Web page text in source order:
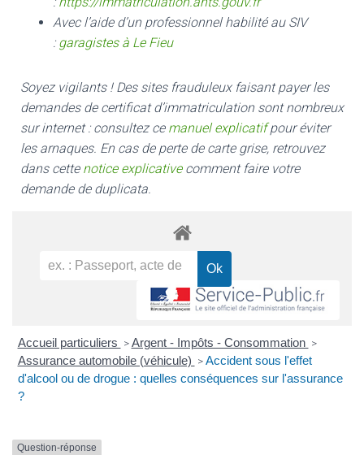
Avec l’aide d’un professionnel habilité au SIV
: garagistes à Le Fieu
Soyez vigilants ! Des sites frauduleux faisant payer les
demandes de certificat d’immatriculation sont nombreux
sur internet : consultez ce manuel explicatifpour éviter
les arnaques. En cas de perte de carte grise, retrouvez
dans cette notice explicativecomment faire votre
demande de duplicata.
Accueil particuliers > Argent - Impôts - Consommation >
Assurance automobile (véhicule) > Accident sous l'effet
d'alcool ou de drogue : quelles conséquences sur l'assurance
?
Question-réponse